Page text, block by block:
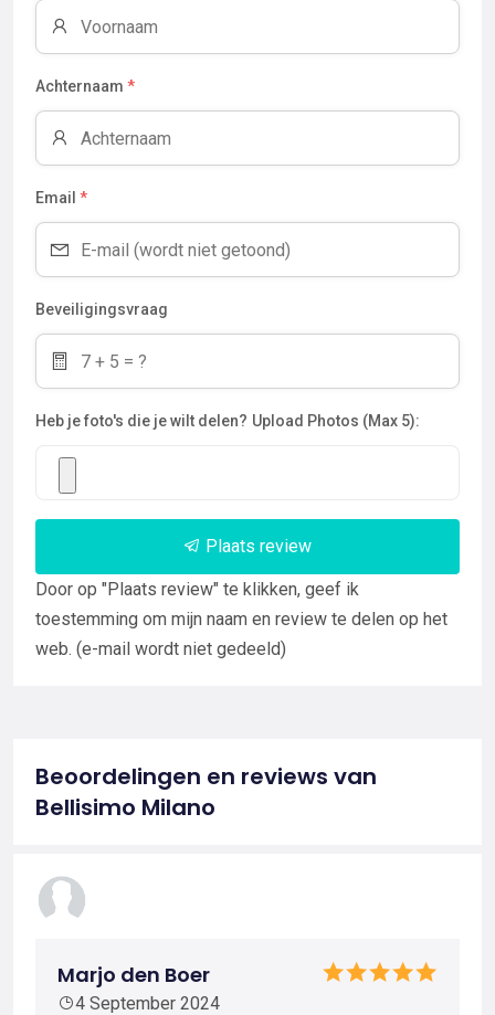
Achternaam *
Email *
Beveiligingsvraag
Heb je foto's die je wilt delen? Upload Photos (Max 5):
Plaats review
Door op "Plaats review" te klikken, geef ik
toestemming om mijn naam en review te delen op het
web. (e-mail wordt niet gedeeld)
Beoordelingen en reviews van
Bellisimo Milano
Marjo den Boer
4 September 2024